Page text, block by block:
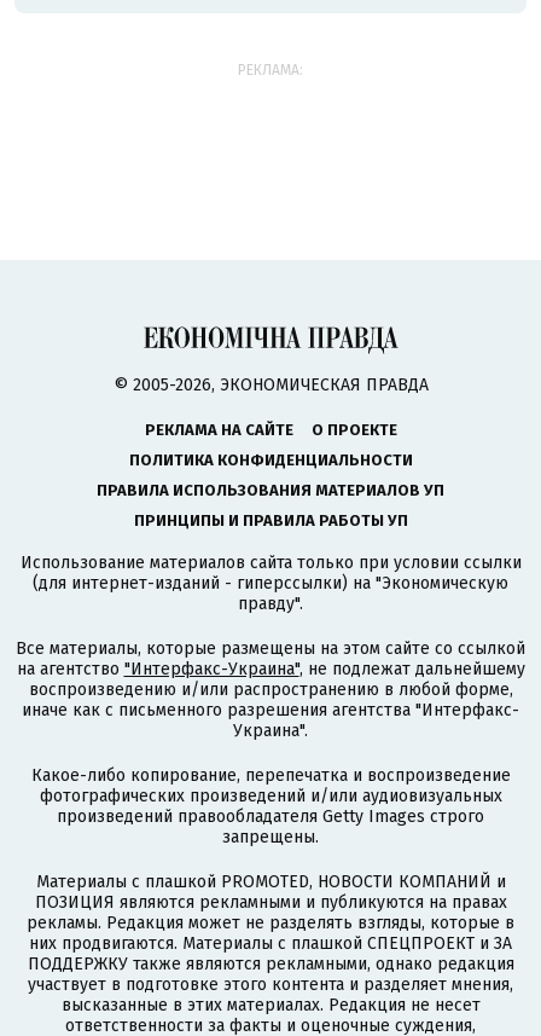
РЕКЛАМА:
© 2005-2026, ЭКОНОМИЧЕСКАЯ ПРАВДА
РЕКЛАМА НА САЙТЕ
О ПРОЕКТЕ
ПОЛИТИКА КОНФИДЕНЦИАЛЬНОСТИ
ПРАВИЛА ИСПОЛЬЗОВАНИЯ МАТЕРИАЛОВ УП
ПРИНЦИПЫ И ПРАВИЛА РАБОТЫ УП
Использование материалов сайта только при условии ссылки
(для интернет-изданий - гиперссылки) на "Экономическую
правду".
Все материалы, которые размещены на этом сайте со ссылкой
на агентство "Интерфакс-Украина", не подлежат дальнейшему
воспроизведению и/или распространению в любой форме,
иначе как с письменного разрешения агентства "Интерфакс-
Украина".
Какое-либо копирование, перепечатка и воспроизведение
фотографических произведений и/или аудиовизуальных
произведений правообладателя Getty Images строго
запрещены.
Материалы с плашкой PROMOTED, НОВОСТИ КОМПАНИЙ и
ПОЗИЦИЯ являются рекламными и публикуются на правах
рекламы. Редакция может не разделять взгляды, которые в
них продвигаются. Материалы с плашкой СПЕЦПРОЕКТ и ЗА
ПОДДЕРЖКУ также являются рекламными, однако редакция
участвует в подготовке этого контента и разделяет мнения,
высказанные в этих материалах. Редакция не несет
ответственности за факты и оценочные суждения,